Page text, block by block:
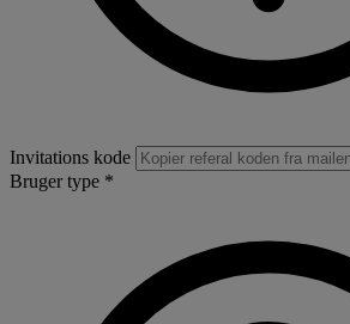
Invitations kode
Bruger type *